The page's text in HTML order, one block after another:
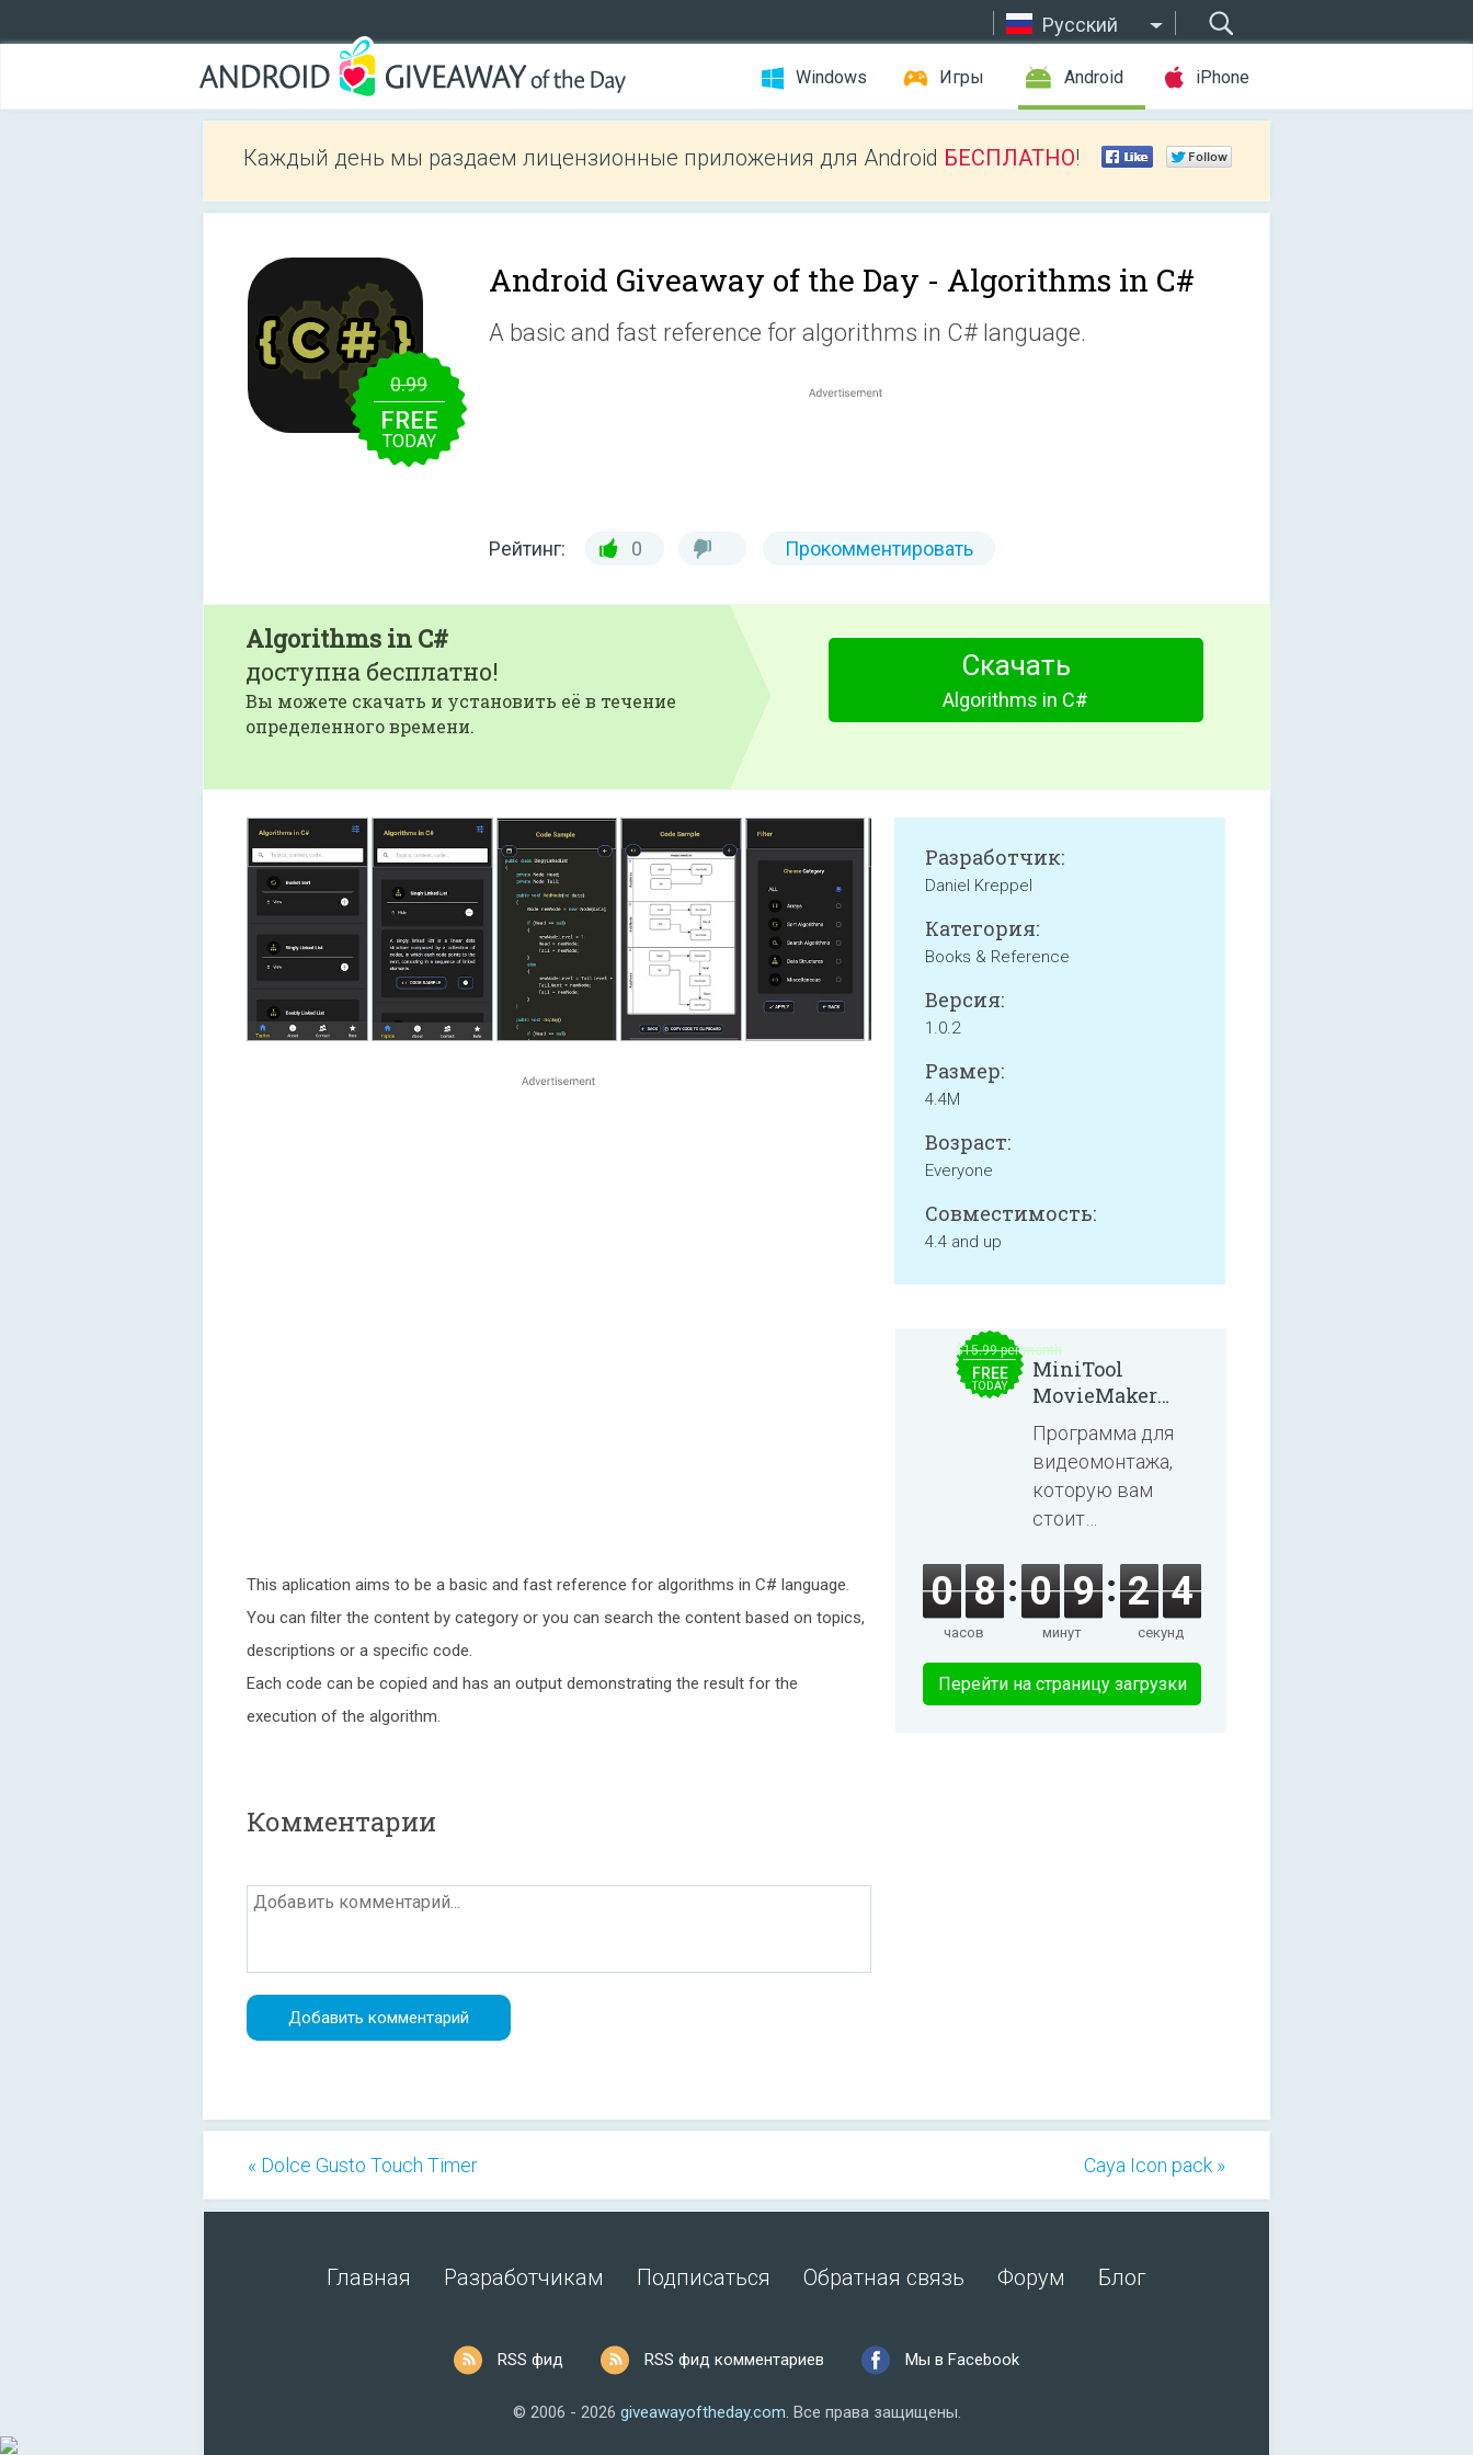
Русский
Windows Игры Android iPhone
Каждый день мы раздаем лицензионные приложения для Android БЕСПЛАТНО!
0.99
FREE
TODAY
Android Giveaway of the Day - Algorithms in C#
A basic and fast reference for algorithms in C# language.
Рейтинг: 0 Прокомментировать
Algorithms in C#
доступна бесплатно!
Вы можете скачать и установить её в течение
определенного времени.
Скачать
Algorithms in C#
This aplication aims to be a basic and fast reference for algorithms in C# language.
You can filter the content by category or you can search the content based on topics,
descriptions or a specific code.
Each code can be copied and has an output demonstrating the result for the
execution of the algorithm.
Разработчик:
Daniel Kreppel
Категория:
Books & Reference
Версия:
1.0.2
Размер:
4.4M
Возраст:
Everyone
Совместимость:
4.4 and up
Комментарии
$15.99 per month
FREE
TODAY
MiniTool
MovieMaker
8.8.0
Программа для
видеомонтажа,
которую вам
стоит
0 8
часов
0 9
минут
2 3
секунд
Перейти на страницу загрузки
« Dolce Gusto Touch Timer Caya Icon pack »
Главная Разработчикам Подписаться Обратная связь Форум Блог
RSS фид RSS фид комментариев Мы в Facebook
© 2006 - 2026 giveawayoftheday.com. Все права защищены.